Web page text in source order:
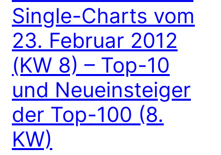
Single-Charts vom
23. Februar 2012
(KW 8) – Top-10
und Neueinsteiger
der Top-100 (8.
KW)